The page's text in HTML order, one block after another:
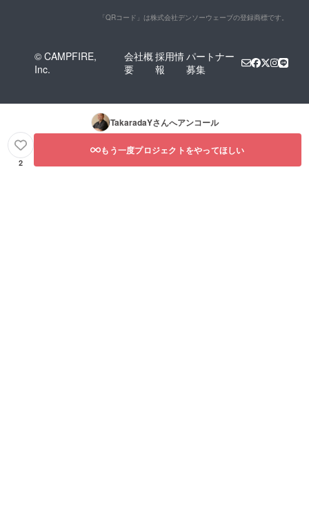
「QRコード」は株式会社デンソーウェーブの登録商標です。
© CAMPFIRE,
Inc.
会社概
要
採用情
報
パートナー
募集
TakaradaYさんへアンコール
2
もう一度プロジェクトをやってほしい